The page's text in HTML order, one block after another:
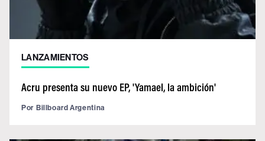
LANZAMIENTOS
Acru presenta su nuevo EP, 'Yamael, la ambición'
Por Billboard Argentina